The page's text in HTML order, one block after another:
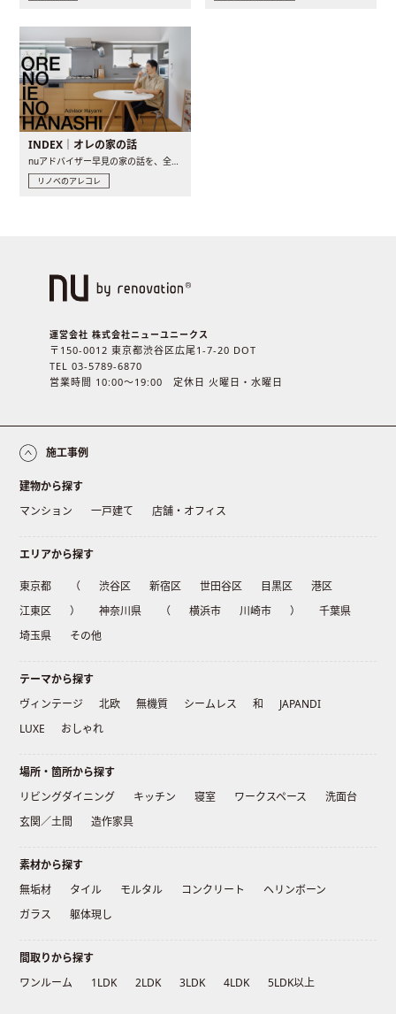
INDEX｜オレの家の話
nuアドバイザー早見の家の話を、全4話でお届け。リノベーションを..
リノベのアレコレ
運営会社 株式会社ニューユニークス
〒150-0012 東京都渋谷区広尾1-7-20 DOT
TEL 03-5789-6870
営業時間 10:00〜19:00 定休日 火曜日・水曜日
施工事例
建物から探す
マンション
一戸建て 店舗・オフィス
エリアから探す
東京都 （ 渋谷区 新宿区 世田谷区 目黒区
港区
江東区
） 神奈川県 （ 横浜市 川崎市 ）
千葉県
埼玉県
その他
テーマから探す
ヴィンテージ
北欧 無機質 シームレス 和
JAPANDI
LUXE
おしゃれ
場所・箇所から探す
リビングダイニング
キッチン 寝室 ワークスペース
洗面台
玄関／土間
造作家具
素材から探す
無垢材
タイル モルタル コンクリート
ヘリンボーン
ガラス
躯体現し
間取りから探す
ワンルーム
1LDK 2LDK 3LDK 4LDK 5LDK以上